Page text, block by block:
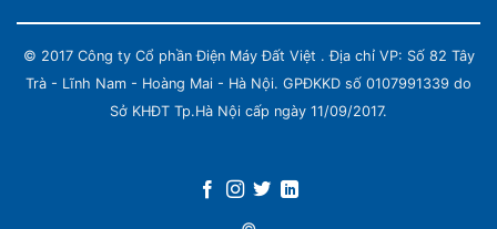
© 2017 Công ty Cổ phần Điện Máy Đất Việt . Địa chỉ VP: Số 82 Tây
Trà - Lĩnh Nam - Hoàng Mai - Hà Nội. GPĐKKD số 0107991339 do
Sở KHĐT Tp.Hà Nội cấp ngày 11/09/2017.